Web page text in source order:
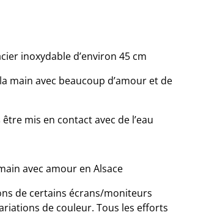
inoxydable d’environ 45 cm
main avec beaucoup d’amour et de
mis en contact avec de l’eau
avec amour en Alsace
de certains écrans/moniteurs
de couleur. Tous les efforts